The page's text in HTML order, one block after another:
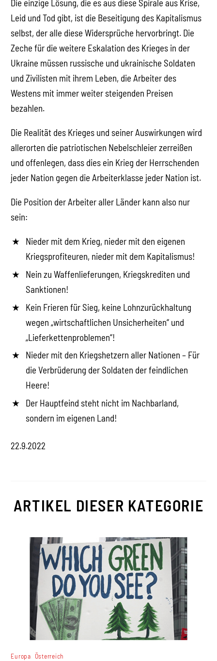
Die einzige Lösung, die es aus diese Spirale aus Krise,
Leid und Tod gibt, ist die Beseitigung des Kapitalismus
selbst, der alle diese Widersprüche hervorbringt. Die
Zeche für die weitere Eskalation des Krieges in der
Ukraine müssen russische und ukrainische Soldaten
und Zivilisten mit ihrem Leben, die Arbeiter des
Westens mit immer weiter steigenden Preisen
bezahlen.
Die Realität des Krieges und seiner Auswirkungen wird
allerorten die patriotischen Nebelschleier zerreißen
und offenlegen, dass dies ein Krieg der Herrschenden
jeder Nation gegen die Arbeiterklasse jeder Nation ist.
Die Position der Arbeiter aller Länder kann also nur
sein:
Nieder mit dem Krieg, nieder mit den eigenen
Kriegsprofiteuren, nieder mit dem Kapitalismus!
Nein zu Waffenlieferungen, Kriegskrediten und
Sanktionen!
Kein Frieren für Sieg, keine Lohnzurückhaltung
wegen „wirtschaftlichen Unsicherheiten“ und
„Lieferkettenproblemen“!
Nieder mit den Kriegshetzern aller Nationen – Für
die Verbrüderung der Soldaten der feindlichen
Heere!
Der Hauptfeind steht nicht im Nachbarland,
sondern im eigenen Land!
22.9.2022
ARTIKEL DIESER KATEGORIE
Europa Österreich